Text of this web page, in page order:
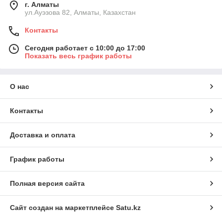
г. Алматы
ул.Ауэзова 82, Алматы, Казахстан
Контакты
Сегодня работает с 10:00 до 17:00
Показать весь график работы
О нас
Контакты
Доставка и оплата
График работы
Полная версия сайта
Сайт создан на маркетплейсе Satu.kz